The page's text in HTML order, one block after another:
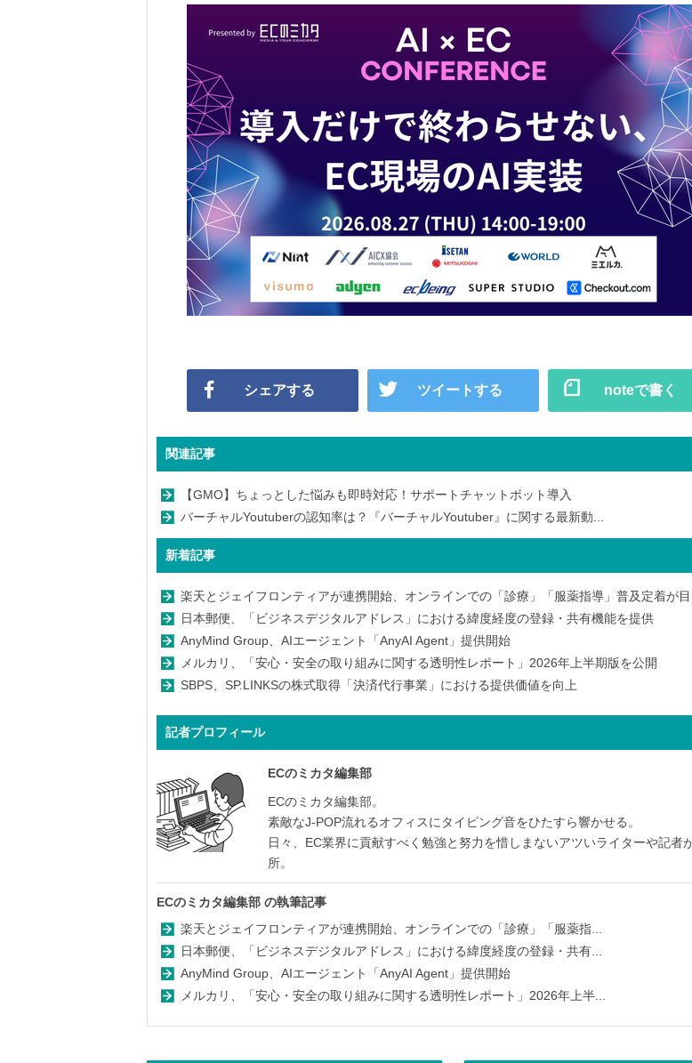
シェアする ツイートする noteで書く
関連記事
【GMO】ちょっとした悩みも即時対応！サポートチャットボット導入
バーチャルYoutuberの認知率は？『バーチャルYoutuber』に関する最新動...
新着記事
楽天とジェイフロンティアが連携開始、オンラインでの「診療」「服薬指導」普及定着が
日本郵便、「ビジネスデジタルアドレス」における緯度経度の登録・共有機能を提供
AnyMind Group、AIエージェント「AnyAI Agent」提供開始
メルカリ、「安心・安全の取り組みに関する透明性レポート」2026年上半期版を公開
SBPS、SP.LINKSの株式取得「決済代行事業」における提供価値を向上
記者プロフィール
ECのミカタ編集部
ECのミカタ編集部。
素敵なJ-POP流れるオフィスにタイピング音をひたすら響かせる。
日々、EC業界に貢献すべく勉強と努力を惜しまないアツいライターや記者
所。
ECのミカタ編集部の執筆記事
楽天とジェイフロンティアが連携開始、オンラインでの「診療」「服薬指...
日本郵便、「ビジネスデジタルアドレス」における緯度経度の登録・共有...
AnyMind Group、AIエージェント「AnyAI Agent」提供開始
メルカリ、「安心・安全の取り組みに関する透明性レポート」2026年上半...